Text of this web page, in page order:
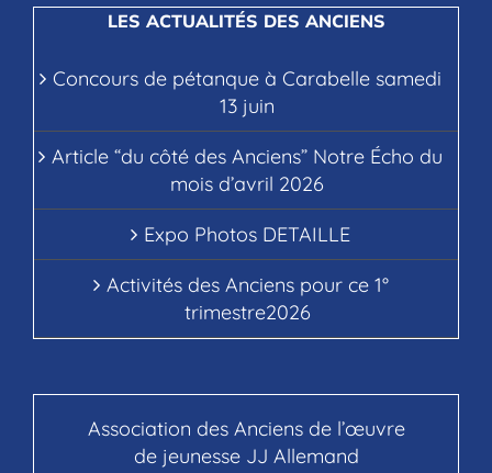
LES ACTUALITÉS DES ANCIENS
Concours de pétanque à Carabelle samedi
13 juin
Article “du côté des Anciens” Notre Écho du
mois d’avril 2026
Expo Photos DETAILLE
Activités des Anciens pour ce 1°
trimestre2026
Association des Anciens de l’œuvre
de jeunesse JJ Allemand